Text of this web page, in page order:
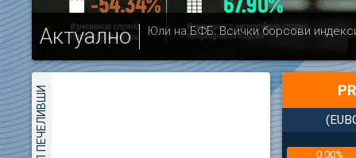
Актуално Юли на БФБ: Всички борсови
ТОП ПЕЧЕЛИВШИ 0.00%